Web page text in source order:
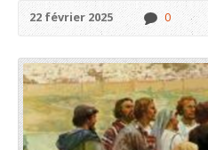
22 février 2025 0